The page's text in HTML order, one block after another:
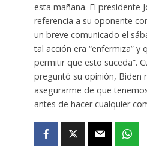
esta mañana. El presidente
referencia a su oponente
un breve comunicado el
tal acción era “enfermiza” y
permitir que esto suceda”.
preguntó su opinión, Biden
asegurarme de que
antes de hacer cualquier